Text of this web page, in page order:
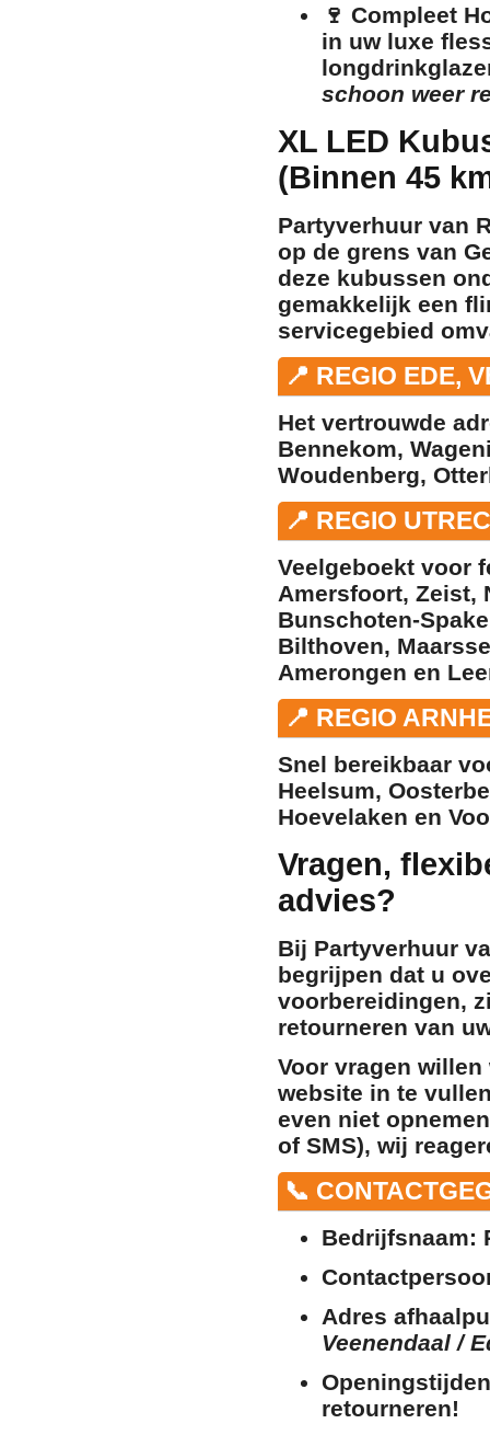
🍷 Compleet
in uw luxe
schoon weer
XL LED
(Binnen 45
Partyverhuur van
op de grens van
deze kubussen
gemakkelijk een
servicegebied
📍 REGIO EDE,
Het vertrouwde
Bennekom,
Woudenberg,
📍 REGIO
Veelgeboekt voor
Amersfoort, Zeist,
Bunschoten-
Bilthoven,
Amerongen en
📍 REGIO
Snel bereikbaar
Heelsum,
Hoevelaken en
Vragen,
advies?
Bij Partyverhuur
begrijpen dat u
voorbereidingen,
retourneren van
Voor vragen
website in te
even niet
of SMS), wij
📞
Bedrijfsnaam:
Adres
Veenendaal /
retourneren!